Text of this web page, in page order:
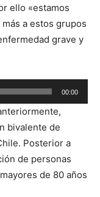
ello «estamos
a estos grupos
grave y
00:00
bivalente de
Posterior a
de personas
de 80 años